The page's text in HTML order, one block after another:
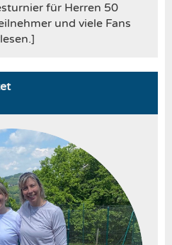
für Herren 50
und viele Fans